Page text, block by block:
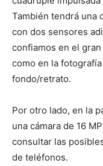
También tendrá una
con dos sensores
confiamos en el
como en la
fondo/retrato.
Por otro lado, en la
una cámara de 16
consultar las
de teléfonos.